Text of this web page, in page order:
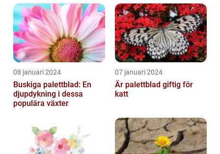
08 januari 2024
Buskiga palettblad: En
djupdykning i dessa
populära växter
07 januari 2024
Är palettblad giftig för
katt